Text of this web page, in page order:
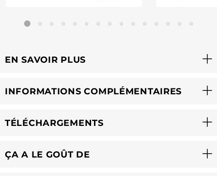
EN SAVOIR PLUS
INFORMATIONS COMPLÉMENTAIRES
TÉLÉCHARGEMENTS
ÇA A LE GOÛT DE